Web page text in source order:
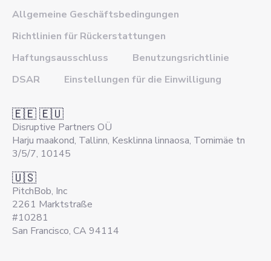
Allgemeine Geschäftsbedingungen
Richtlinien für Rückerstattungen
Haftungsausschluss
Benutzungsrichtlinie
DSAR
Einstellungen für die Einwilligung
🇪🇪 🇪🇺
Disruptive Partners OÜ
Harju maakond, Tallinn, Kesklinna linnaosa, Tornimäe tn
3/5/7, 10145
🇺🇸
PitchBob, Inc
2261 Marktstraße
#10281
San Francisco, CA 94114